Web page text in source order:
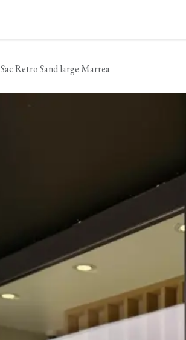
Sac Retro Sand large Marrea